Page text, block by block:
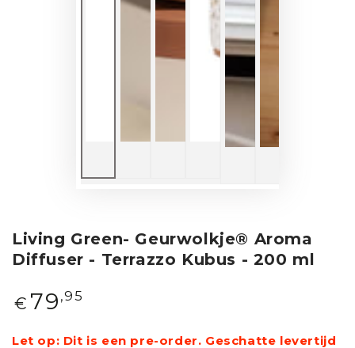
Living Green- Geurwolkje® Aroma
Diffuser - Terrazzo Kubus - 200 ml
Normale
prijs
€ 79 ,95
Let op: Dit is een pre-order. Geschatte levertijd